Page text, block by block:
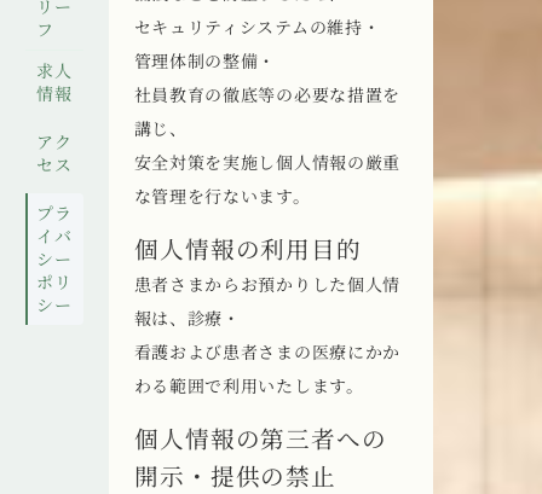
リー
フ
求人
情報
アク
セス
プラ
イバ
シー
ポリ
シー
セキュリティシステムの維持・
管理体制の整備・
社員教育の徹底等の必要な措置を
講じ、
安全対策を実施し個人情報の厳重
な管理を行ないます。
個人情報の利用目的
患者さまからお預かりした個人情
報は、診療・
看護および患者さまの医療にかか
わる範囲で利用いたします。
個人情報の第三者への
開示・提供の禁止